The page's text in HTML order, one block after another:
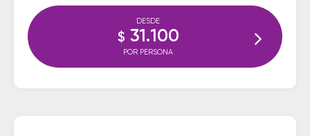
DESDE
$ 31.100
POR PERSONA